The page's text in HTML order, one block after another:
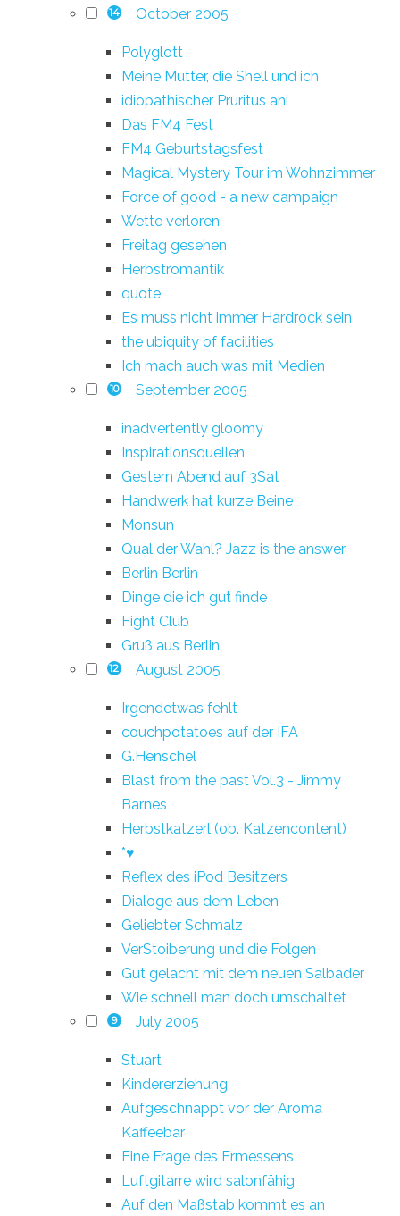
14 October 2005
Polyglott
Meine Mutter, die Shell und ich
idiopathischer Pruritus ani
Das FM4 Fest
FM4 Geburtstagsfest
Magical Mystery Tour im Wohnzimmer
Force of good - a new campaign
Wette verloren
Freitag gesehen
Herbstromantik
quote
Es muss nicht immer Hardrock sein
the ubiquity of facilities
Ich mach auch was mit Medien
10 September 2005
inadvertently gloomy
Inspirationsquellen
Gestern Abend auf 3Sat
Handwerk hat kurze Beine
Monsun
Qual der Wahl? Jazz is the answer
Berlin Berlin
Dinge die ich gut finde
Fight Club
Gruß aus Berlin
12 August 2005
Irgendetwas fehlt
couchpotatoes auf der IFA
G.Henschel
Blast from the past Vol.3 - Jimmy
Barnes
Herbstkatzerl (ob. Katzencontent)
*♥
Reflex des iPod Besitzers
Dialoge aus dem Leben
Geliebter Schmalz
VerStoiberung und die Folgen
Gut gelacht mit dem neuen Salbader
Wie schnell man doch umschaltet
9 July 2005
Stuart
Kindererziehung
Aufgeschnappt vor der Aroma
Kaffeebar
Eine Frage des Ermessens
Luftgitarre wird salonfähig
Auf den Maßstab kommt es an